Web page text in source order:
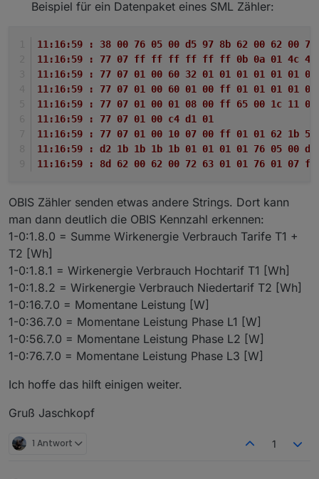
Beispiel für ein Datenpaket eines SML Zähler:
11:16:59 : 38 00 76 05 00 d5 97 8b 62 00 62 00
11:16:59 : 77 07 ff ff ff ff ff ff 0b 0a 01 4c 47
11:16:59 : 77 07 01 00 60 32 01 01 01 01 01 01
11:16:59 : 77 07 01 00 60 01 00 ff 01 01 01 01
11:16:59 : 77 07 01 00 01 08 00 ff 65 00 1c 11
11:16:59 : 77 07 01 00 c4 d1 01
11:16:59 : 77 07 01 00 10 07 00 ff 01 01 62 1b
11:16:59 : d2 1b 1b 1b 1b 01 01 01 01 76 05 00
11:16:59 : 8d 62 00 62 00 72 63 01 01 76 01
OBIS Zähler senden etwas andere Strings. Dort kann
man dann deutlich die OBIS Kennzahl erkennen:
1-0:1.8.0 = Summe Wirkenergie Verbrauch Tarife T1 +
T2 [Wh]
1-0:1.8.1 = Wirkenergie Verbrauch Hochtarif T1 [Wh]
1-0:1.8.2 = Wirkenergie Verbrauch Niedertarif T2 [Wh]
1-0:16.7.0 = Momentane Leistung [W]
1-0:36.7.0 = Momentane Leistung Phase L1 [W]
1-0:56.7.0 = Momentane Leistung Phase L2 [W]
1-0:76.7.0 = Momentane Leistung Phase L3 [W]
Ich hoffe das hilft einigen weiter.
Gruß Jaschkopf
1 Antwort 1